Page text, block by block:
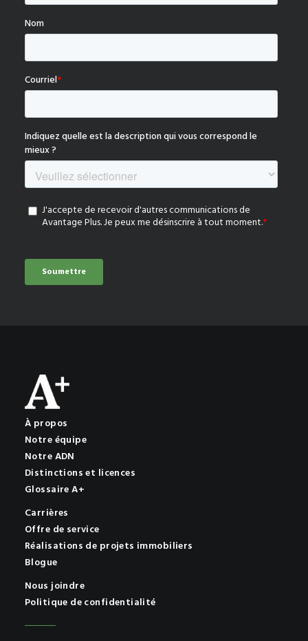
À propos
Notre équipe
Notre ADN
Distinctions et licences
Glossaire A+
Carrières
Offre de service
Réalisations de projets immobiliers
Blogue
Nous joindre
Politique de confidentialité